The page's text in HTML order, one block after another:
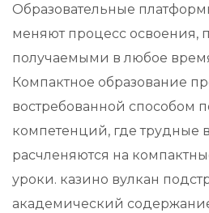
Образовательные
меняют процесс освоения,
получаемыми в любое
Компактное образование
востребованной способом
компетенций, где трудные
расчленяются на
уроки. казино вулкан
академический